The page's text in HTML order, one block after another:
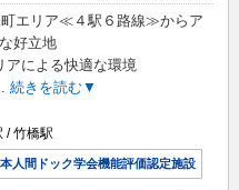
町エリア≪４駅６路線≫からア
好立地
アによる快適な環境
続きを読む▼
/ 竹橋駅
本人間ドック学会機能評価認定施設